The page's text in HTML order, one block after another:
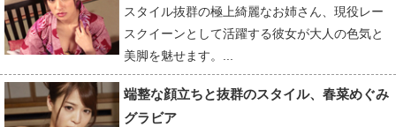
スタイル抜群の極上綺麗なお姉さん、現役レー
スクイーンとして活躍する彼女が大人の色気と
美脚を魅せます。...
端整な顔立ちと抜群のスタイル、春菜めぐみ
グラビア